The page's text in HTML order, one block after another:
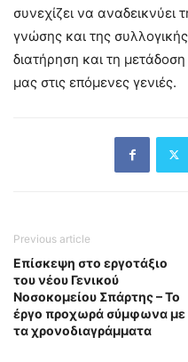
συνεχίζει να αναδεικνύει
γνώσης και της
διατήρηση και τη
μας στις επόμενες γενιές.
Previous article
Επίσκεψη στο εργοτάξιο
του νέου Γενικού
Νοσοκομείου Σπάρτης – Το
έργο προχωρά σύμφωνα με
τα χρονοδιαγράμματα